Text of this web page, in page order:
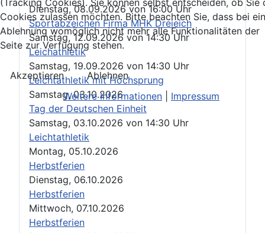
Dienstag, 08.09.2026von16:00 Uhr
Sportabzeichen Firma MHK Dreieich
Samstag, 12.09.2026 von14:30 Uhr
Leichathletik
Samstag, 19.09.2026 von 14:30 Uhr
Leichtathletik mit Hochsprung
Samstag, 03.10.2026
Tag der Deutschen Einheit
Samstag, 03.10.2026 von 14:30 Uhr
Leichtathletik
Montag, 05.10.2026
Herbstferien
Dienstag, 06.10.2026
Herbstferien
Mittwoch, 07.10.2026
Herbstferien
(Tracking Cookies). Sie können selbst entscheiden, ob Sie
Cookies zulassen möchten. Bitte beachten Sie, dass bei
Ablehnung womöglich nicht mehr alle Funktionalitäten der
Seite zur Verfügung stehen.
Akzeptieren
Ablehnen
Weitere Informationen
Impressum